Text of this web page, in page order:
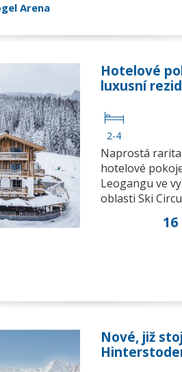
Arena
Hotelové
luxusní
2-4
Naprostá
hotelové
Leogangu ve
oblasti Ski
16
Nové, již